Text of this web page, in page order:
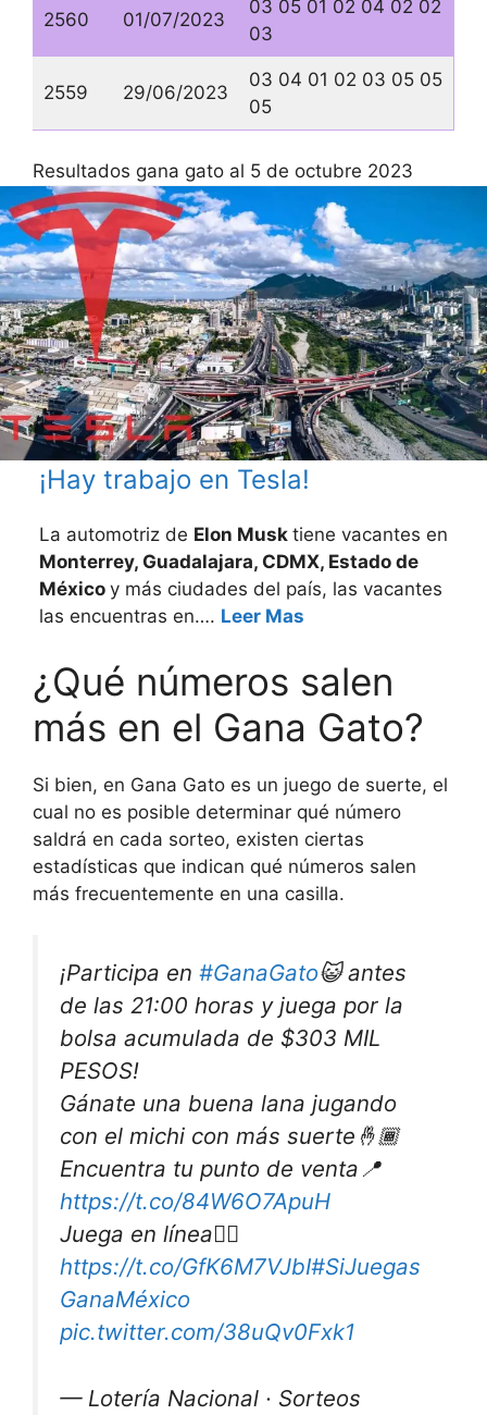
2560 01/07/2023
03 05 01 02 04 02 02
03
2559 29/06/2023
03 04 01 02 03 05 05
05
Resultados gana gato al 5 de octubre 2023
¡Hay trabajo en Tesla!
La automotriz de Elon Musk tiene vacantes en
Monterrey, Guadalajara, CDMX, Estado de
México y más ciudades del país, las vacantes
las encuentras en…. Leer Mas
¿Qué números salen
más en el Gana Gato?
Si bien, en Gana Gato es un juego de suerte, el
cual no es posible determinar qué número
saldrá en cada sorteo, existen ciertas
estadísticas que indican qué números salen
más frecuentemente en una casilla.
¡Participa en #GanaGato😺 antes
de las 21:00 horas y juega por la
bolsa acumulada de $303 MIL
PESOS!
Gánate una buena lana jugando
con el michi con más suerte🤞🏾
Encuentra tu punto de venta📍
https://t.co/84W6O7ApuH
Juega en línea👉🏽
https://t.co/GfK6M7VJbI#SiJuegas
GanaMéxico
pic.twitter.com/38uQv0Fxk1
— Lotería Nacional · Sorteos